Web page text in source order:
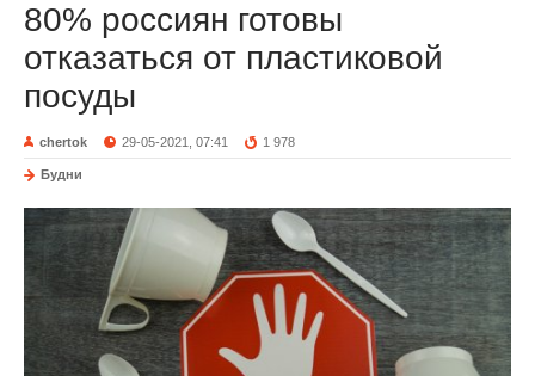
80% россиян готовы
отказаться от пластиковой
посуды
chertok 29-05-2021, 07:41 1 978
Будни